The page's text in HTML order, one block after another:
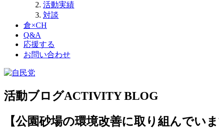
活動実績
対談
倉×CH
Q&A
応援する
お問い合わせ
活動ブログACTIVITY BLOG
【公園砂場の環境改善に取り組んでい